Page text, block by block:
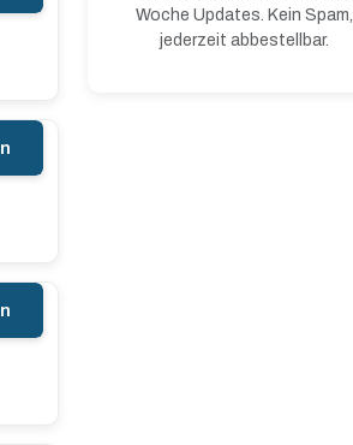
Woche Updates. Kein Spam,
jederzeit abbestellbar.